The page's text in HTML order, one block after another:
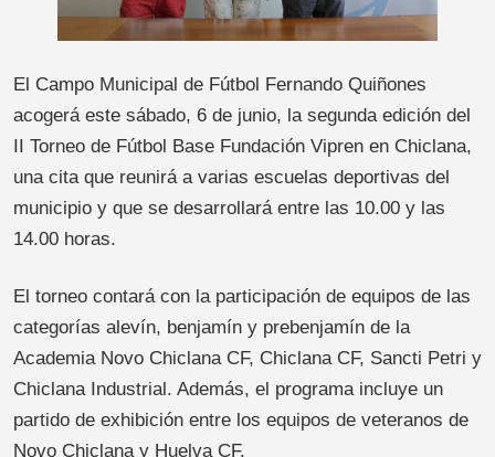
El Campo Municipal de Fútbol Fernando Quiñones
acogerá este sábado, 6 de junio, la segunda edición del
II Torneo de Fútbol Base Fundación Vipren en Chiclana,
una cita que reunirá a varias escuelas deportivas del
municipio y que se desarrollará entre las 10.00 y las
14.00 horas.
El torneo contará con la participación de equipos de las
categorías alevín, benjamín y prebenjamín de la
Academia Novo Chiclana CF, Chiclana CF, Sancti Petri y
Chiclana Industrial. Además, el programa incluye un
partido de exhibición entre los equipos de veteranos de
Novo Chiclana y Huelva CF.